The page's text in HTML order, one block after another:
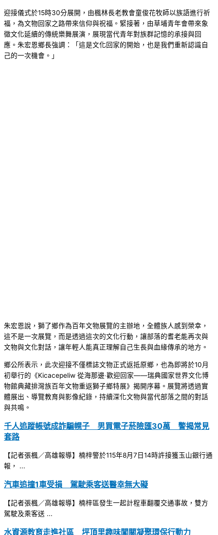
迎接儀式於15時30分展開，由楓林長老教會童俊花牧師以族語進行祈
福，為文物回家之路帶來信仰與祝福。緊接著，由草埔青年會帶來象
徵文化延續的傳統樂舞展演，展現當代青年對族群記憶的承接與回
應。朱宏恩鄉長強調：「這是文化回家的開始，也是我們重新認識自
己的一次機會。」
朱宏恩說，獅了鄉作為百年文物展覽的主辦地，全體族人感到榮幸，
這不是一次展覽，而是透過這次的文化行動，讓部落的耆老能再次與
文物與文化對話，讓年輕人能真正理解自己生長與血緣傳承的地方。
鄉公所表示，此次迎接不僅標誌文物正式返抵原鄉，也為即將於10月
初舉行的《Kicacepeliw 從海那邊‧歡迎回家——瑞典國家世界文化博
物館典藏排灣族百年文物重返獅子鄉特展》揭開序幕。展覽將透過實
體展出、導覽教育與影像紀錄，持續深化文物與當代部落之間的對話
與共鳴。
千人追蹤帳號成詐騙幌子 男買電子菸險匯30萬 警揭常見
套路
【記者張楓／高雄報導】楠梓警於115年8月7日14時許接獲玉山銀行通
報， ...
汽車追撞1車受損 駕駛乘客送醫幸無大礙
【記者張楓／高雄報導】楠梓區發生一起計程車翻覆交通事故，雙方
駕駛及乘客送 ...
水資源教育走進社區 坪頂里趣味闖關凝聚環保行動力